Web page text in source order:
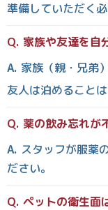
準備していただく必
家族や友達を自
家族（親・兄弟
友人は泊めることは
薬の飲み忘れが
スタッフが服薬
ださい。
ペットの衛生面